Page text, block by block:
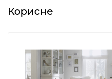
Корисне